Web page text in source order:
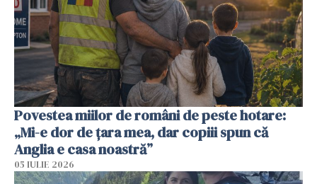
Povestea miilor de români de peste hotare:
„Mi-e dor de țara mea, dar copiii spun că
Anglia e casa noastră”
05 IULIE 2026